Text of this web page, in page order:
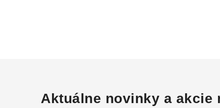
Aktuálne novinky a akcie